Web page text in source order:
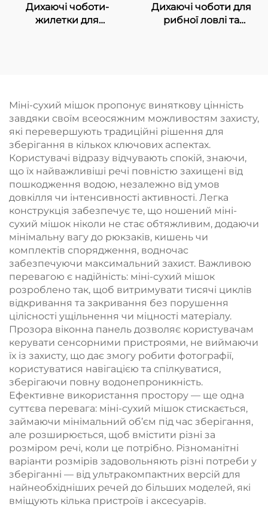
Дихаючі чоботи-
жилетки для
черевичками та
штанами, 100%
водонепроникні
Дихаючі чоботи для
рибної ловлі та
Міні-сухий мішок пропонує виняткову цінність
завдяки своїм всеосяжним можливостям захисту,
які перевершують традиційні рішення для
зберігання в кількох ключових аспектах.
Користувачі відразу відчувають спокій, знаючи,
що їх найважливіші речі повністю захищені від
пошкодження водою, незалежно від умов
довкілля чи інтенсивності активності. Легка
конструкція забезпечує те, що ношений міні-
сухий мішок ніколи не стає обтяжливим, додаючи
мінімальну вагу до рюкзаків, кишень чи
комплектів спорядження, водночас
забезпечуючи максимальний захист. Важливою
перевагою є надійність: міні-сухий мішок
розроблено так, щоб витримувати тисячі циклів
відкривання та закривання без порушення
цілісності ущільнення чи міцності матеріалу.
Прозора віконна панель дозволяє користувачам
керувати сенсорними пристроями, не виймаючи
їх із захисту, що дає змогу робити фотографії,
користуватися навігацією та спілкуватися,
зберігаючи повну водонепроникність.
Ефективне використання простору — ще одна
суттєва перевага: міні-сухий мішок стискається,
займаючи мінімальний об’єм під час зберігання,
але розширюється, щоб вмістити різні за
розміром речі, коли це потрібно. Різноманітні
варіанти розмірів задовольняють різні потреби у
зберіганні — від ультракомпактних версій для
найнеобхідніших речей до більших моделей, які
вміщують кілька пристроїв і аксесуарів.